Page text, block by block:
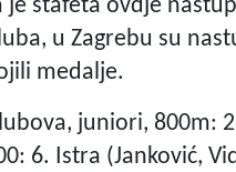
je štafeta ovdje
u Zagrebu su
medalje.
juniori, 800m:
6. Istra (Janković,